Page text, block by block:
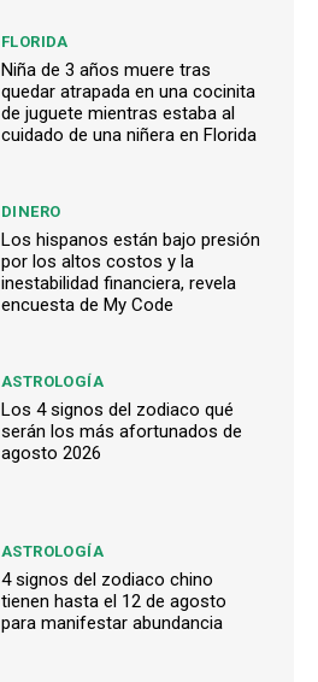
FLORIDA
Niña de 3 años muere tras
quedar atrapada en una cocinita
de juguete mientras estaba al
cuidado de una niñera en Florida
DINERO
Los hispanos están bajo presión
por los altos costos y la
inestabilidad financiera, revela
encuesta de My Code
ASTROLOGÍA
Los 4 signos del zodiaco qué
serán los más afortunados de
agosto 2026
ASTROLOGÍA
4 signos del zodiaco chino
tienen hasta el 12 de agosto
para manifestar abundancia